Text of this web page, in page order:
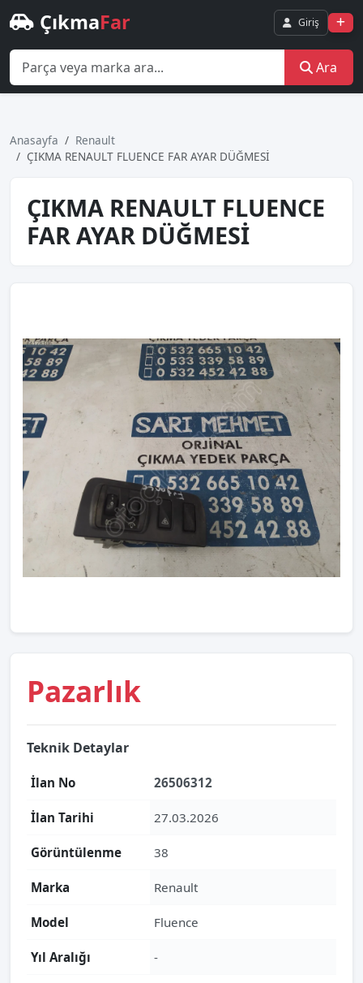
ÇıkmaFar Giriş
Ara
Anasayfa
Renault
ÇIKMA RENAULT FLUENCE FAR AYAR DÜĞMESİ
ÇIKMA RENAULT FLUENCE
FAR AYAR DÜĞMESİ
Pazarlık
Teknik Detaylar
İlan No 26506312
İlan Tarihi 27.03.2026
Görüntülenme 38
Marka Renault
Model Fluence
Yıl Aralığı -